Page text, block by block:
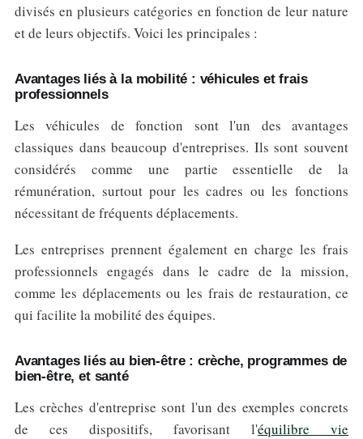
divisés en plusieurs catégories en fonction de leur nature
et de leurs objectifs. Voici les principales :
Avantages liés à la mobilité : véhicules et frais
professionnels
Les véhicules de fonction sont l'un des avantages
classiques dans beaucoup d'entreprises. Ils sont souvent
considérés comme une partie essentielle de la
rémunération, surtout pour les cadres ou les fonctions
nécessitant de fréquents déplacements.
Les entreprises prennent également en charge les frais
professionnels engagés dans le cadre de la mission,
comme les déplacements ou les frais de restauration, ce
qui facilite la mobilité des équipes.
Avantages liés au bien-être : crèche, programmes de
bien-être, et santé
Les crèches d'entreprise sont l'un des exemples concrets
de ces dispositifs, favorisant l'équilibre vie